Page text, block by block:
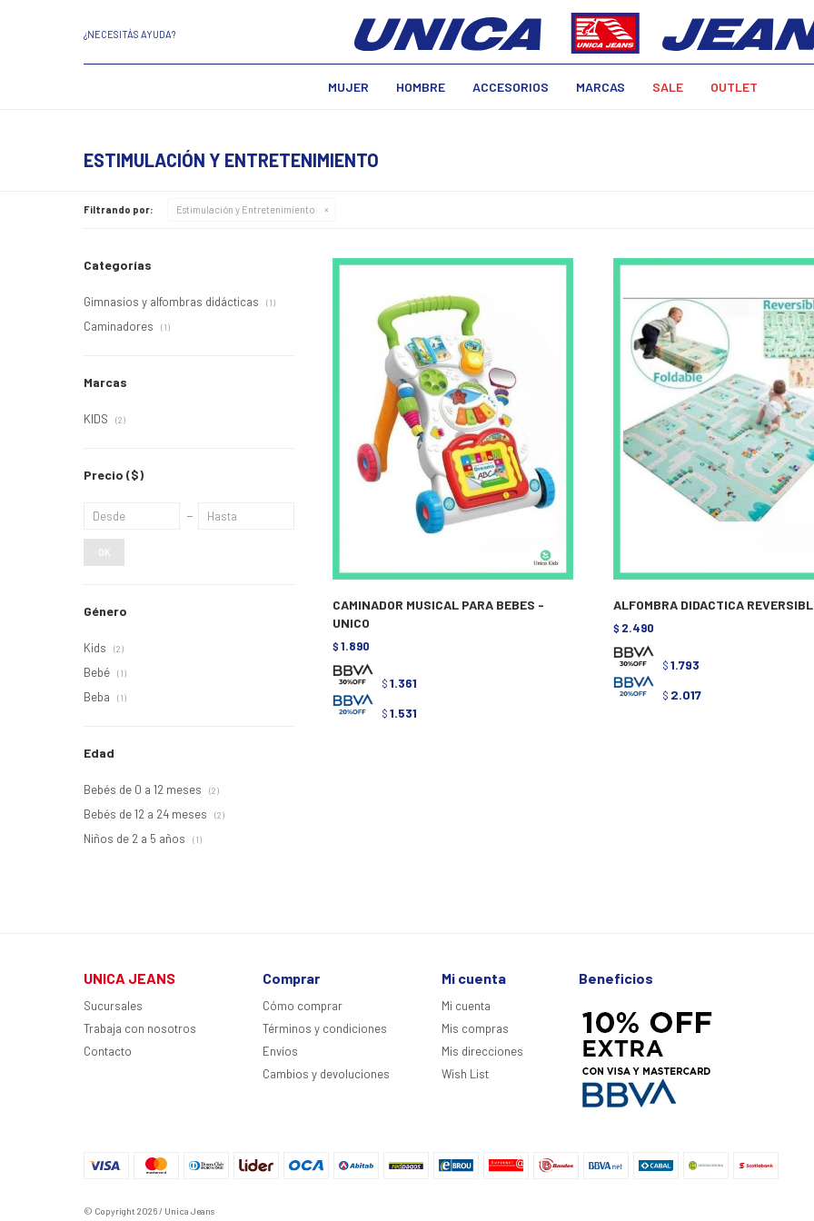
MUJER HOMBRE ACCESORIOS MARCAS SALE OUTLET
¿NECESITÁS AYUDA?
ESTIMULACIÓN Y ENTRETENIMIENTO
Filtrando por: Estimulación y Entretenimiento
CAMINADOR MUSICAL PARA BEBES -
UNICO
$ 1.890
$ 1.361
$ 1.531
ALFOMBRA DIDACTICA
$ 2.490
$ 1.793
$ 2.017
Categorías
Gimnasios y alfombras didácticas (1)
Caminadores (1)
Marcas
KIDS (2)
Precio ($)
OK
Género
Kids (2)
Bebé (1)
Beba (1)
Edad
Bebés de 0 a 12 meses (2)
Bebés de 12 a 24 meses (2)
Niños de 2 a 5 años (1)
UNICA JEANS
Sucursales
Trabaja con nosotros
Contacto
Comprar
Cómo comprar
Términos y condiciones
Envíos
Cambios y devoluciones
Mi cuenta
Mi cuenta
Mis compras
Mis direcciones
Wish List
Beneficios
© Copyright 2026 / Unica Jeans